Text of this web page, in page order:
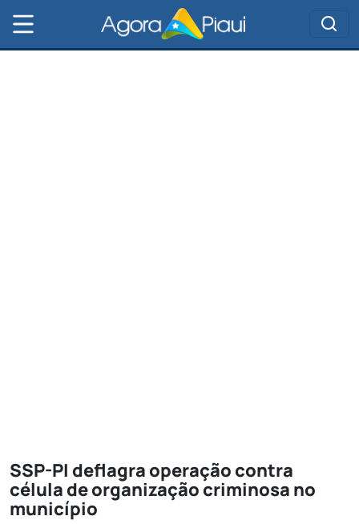
SSP-PI deflagra operação contra
célula de organização criminosa no
município